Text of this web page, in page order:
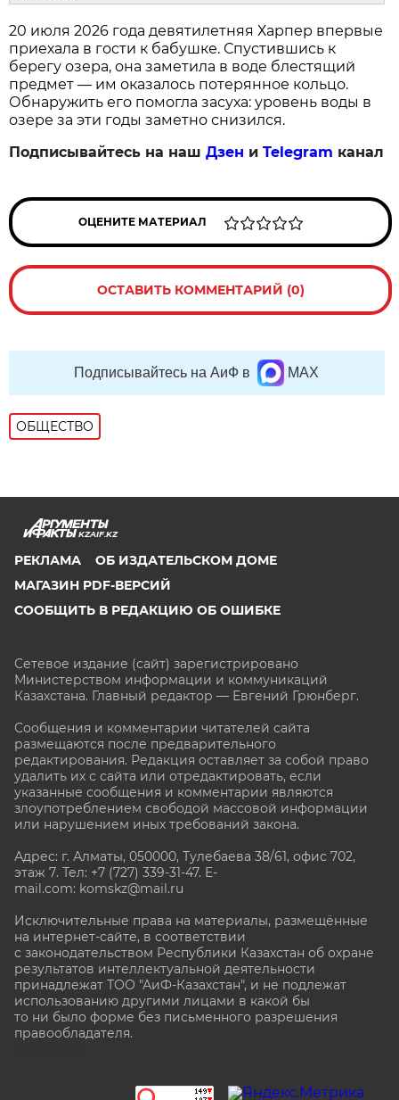
20 июля 2026 года девятилетняя Харпер впервые
приехала в гости к бабушке. Спустившись к
берегу озера, она заметила в воде блестящий
предмет — им оказалось потерянное кольцо.
Обнаружить его помогла засуха: уровень воды в
озере за эти годы заметно снизился.
Подписывайтесь на нашДзен иTelegram канал
ОЦЕНИТЕ МАТЕРИАЛ
ОСТАВИТЬ КОММЕНТАРИЙ (0)
Подписывайтесь на АиФ в MAX
ОБЩЕСТВО
KZAIF.KZ
РЕКЛАМА
ОБ ИЗДАТЕЛЬСКОМ ДОМЕ
МАГАЗИН PDF-ВЕРСИЙ
СООБЩИТЬ В РЕДАКЦИЮ ОБ ОШИБКЕ
Сетевое издание (сайт) зарегистрировано
Министерством информации и коммуникаций
Казахстана. Главный редактор — Евгений Грюнберг.
Сообщения и комментарии читателей сайта
размещаются после предварительного
редактирования. Редакция оставляет за собой право
удалить их с сайта или отредактировать, если
указанные сообщения и комментарии являются
злоупотреблением свободой массовой информации
или нарушением иных требований закона.
Адрес: г. Алматы, 050000, Тулебаева 38/61, офис 702,
этаж 7. Тел: +7 (727) 339-31-47. E-
mail.com: komskz@mail.ru
Исключительные права на материалы, размещённые
на интернет-сайте, в соответствии
с законодательством Республики Казахстан об охране
результатов интеллектуальной деятельности
принадлежат ТОО "АиФ-Казахстан", и не подлежат
использованию другими лицами в какой бы
то ни было форме без письменного разрешения
правообладателя.